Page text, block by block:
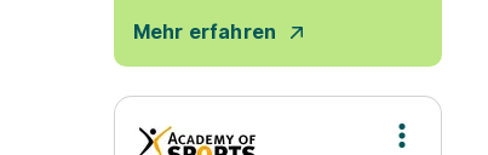
Mehr erfahren